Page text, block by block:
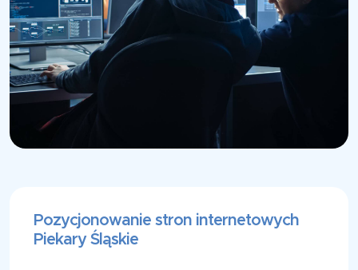
Pozycjonowanie stron internetowych
Piekary Śląskie